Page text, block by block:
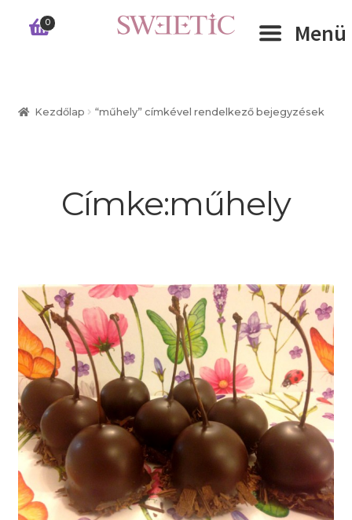
Ugrás
Kilépés
0 Menü
Kezdőlap “műhely” címkével rendelkező bejegyzések
Címke:műhely